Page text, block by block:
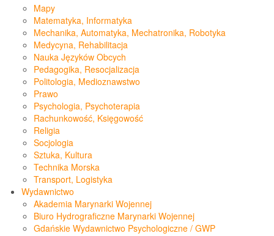
Mapy
Matematyka, Informatyka
Mechanika, Automatyka, Mechatronika, Robotyka
Medycyna, Rehabilitacja
Nauka Języków Obcych
Pedagogika, Resocjalizacja
Politologia, Medioznawstwo
Prawo
Psychologia, Psychoterapia
Rachunkowość, Księgowość
Religia
Socjologia
Sztuka, Kultura
Technika Morska
Transport, Logistyka
Wydawnictwo
Akademia Marynarki Wojennej
Biuro Hydrograficzne Marynarki Wojennej
Gdańskie Wydawnictwo Psychologiczne / GWP